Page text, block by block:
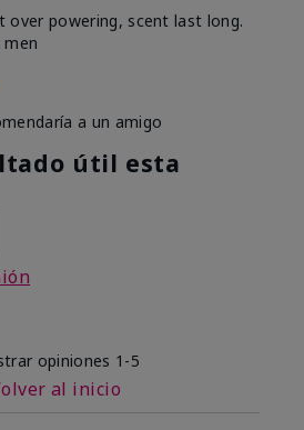
over powering, scent last long.
a un amigo
útil esta
opiniones 1-5
al inicio